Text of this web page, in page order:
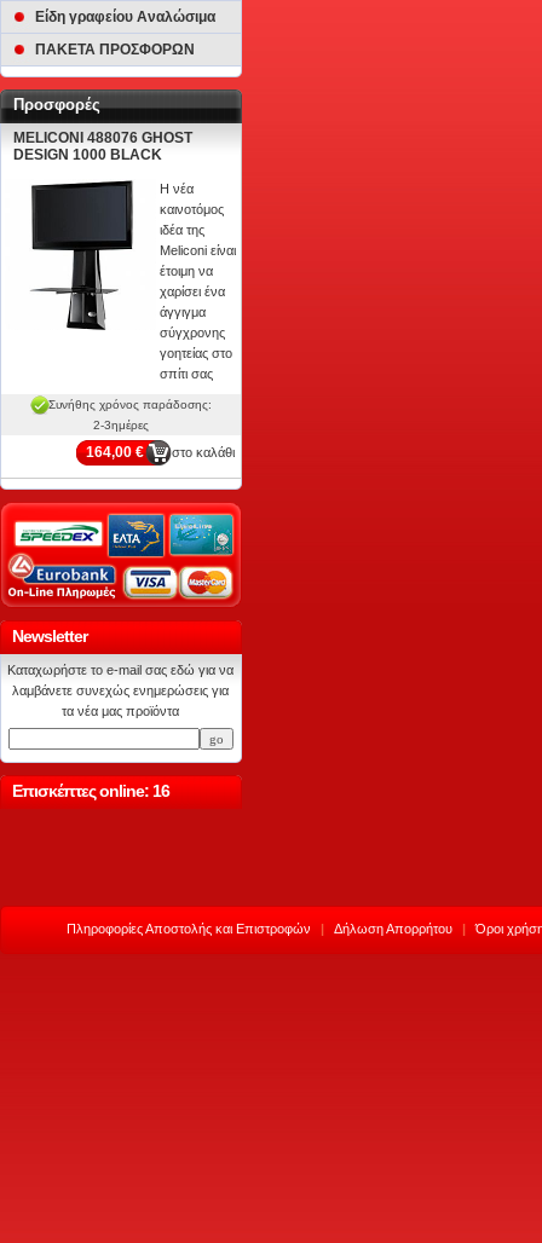
Είδη γραφείου Αναλώσιμα
ΠΑΚΕΤΑ ΠΡΟΣΦΟΡΩΝ
Προσφορές
MELICONI 488076 GHOST
DESIGN 1000 BLACK
Η νέα
καινοτόμος
ιδέα της
Meliconi είναι
έτοιμη να
χαρίσει ένα
άγγιγμα
σύγχρονης
γοητείας στο
σπίτι σας
Συνήθης χρόνος παράδοσης:
2-3ημέρες
164,00 € στο καλάθι
Newsletter
Καταχωρήστε το e-mail σας εδώ για να
λαμβάνετε συνεχώς ενημερώσεις για
τα νέα μας προϊόντα
Επισκέπτες online: 16
Πληροφορίες Αποστολής και Επιστροφών | Δήλωση Απορρήτου | Όροι